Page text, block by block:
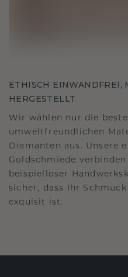
ETHISCH EINWANDFREI,
HERGESTELLT
Wir wählen nur die
umweltfreundlichen
Diamanten aus. Unsere
Goldschmiede
beispielloser
sicher, dass Ihr
exquisit ist.